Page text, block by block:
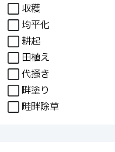
収穫
均平化
耕起
田植え
代掻き
畔塗り
畦畔除草